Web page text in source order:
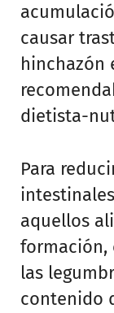
causar
hinchazón
dietista-
Para
aquellos
formación,
las
contenido